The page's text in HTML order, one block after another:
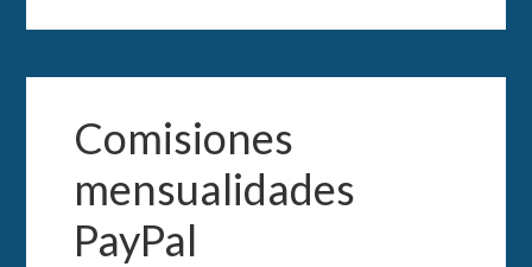
Comisiones
mensualidades
PayPal